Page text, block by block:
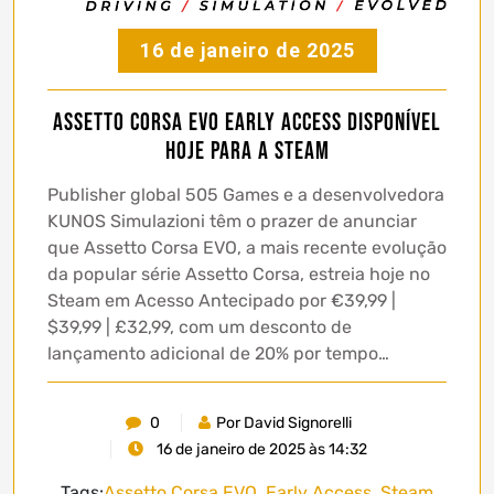
16 de janeiro de 2025
Assetto Corsa EVO Early Access disponível
hoje para a Steam
Publisher global 505 Games e a desenvolvedora
KUNOS Simulazioni têm o prazer de anunciar
que Assetto Corsa EVO, a mais recente evolução
da popular série Assetto Corsa, estreia hoje no
Steam em Acesso Antecipado por €39,99 |
$39,99 | £32,99, com um desconto de
lançamento adicional de 20% por tempo…
0
Por David Signorelli
16 de janeiro de 2025 às 14:32